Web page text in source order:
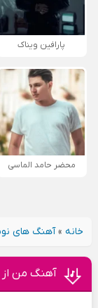
پارافين ویناک
محضر حامد الماسی
خانه»آهنگ های
آهنگ من